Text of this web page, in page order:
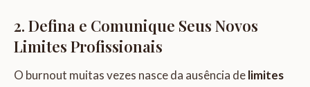
2. Defina e Comunique Seus Novos
Limites Profissionais
O burnout muitas vezes nasce da ausência delimites